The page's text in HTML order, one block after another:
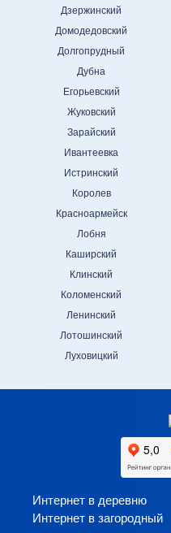
Дзержинский
Домодедовский
Долгопрудный
Дубна
Егорьевский
Жуковский
Зарайский
Ивантеевка
Истринский
Королев
Красноармейск
Лобня
Каширский
Клинский
Коломенский
Ленинский
Лотошинский
Луховицкий
Интернет в деревню
Интернет в загородный